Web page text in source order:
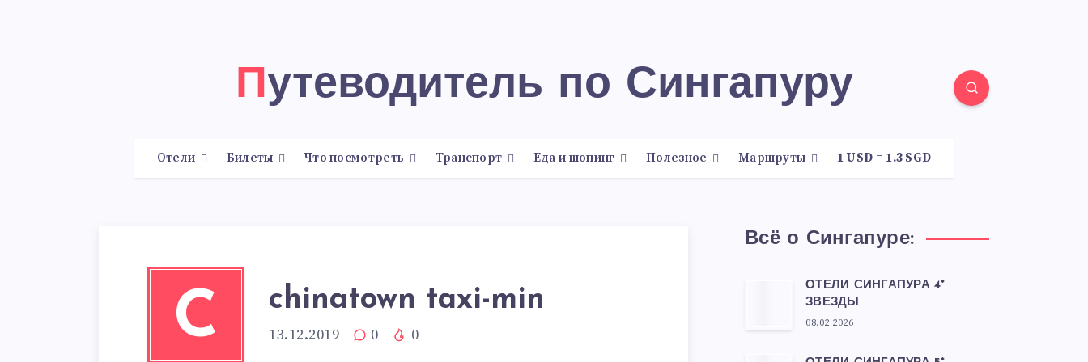
Путеводитель по Сингапуру
Отели Билеты Что посмотреть Транспорт Еда и шопинг Полезное Маршруты 1 USD = 1.3 SGD
C chinatown taxi-min
13.12.2019 0 0
Всё о Сингапуре:
ОТЕЛИ СИНГАПУРА 4*
ЗВЕЗДЫ
08.02.2026